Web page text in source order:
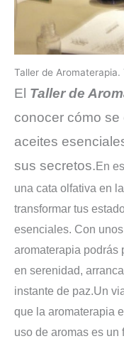
Taller de
El Taller de
conocer cómo se
aceites
sus secretos. En
una cata olfativa en
transformar tus
esenciales. Con
aromaterapia podrás
en serenidad,
instante de paz.Un
que la aromaterapia
uso de aromas es